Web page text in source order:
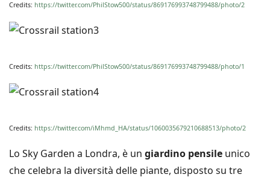
Credits: https://twitter.com/PhilStow500/status/869176993748799488/photo/2
Credits: https://twitter.com/PhilStow500/status/869176993748799488/photo/1
Credits: https://twitter.com/iMhmd_HA/status/1060035679210688513/photo/2
Lo Sky Garden a Londra, è un giardino pensile unico
che celebra la diversità delle piante, disposto su tre